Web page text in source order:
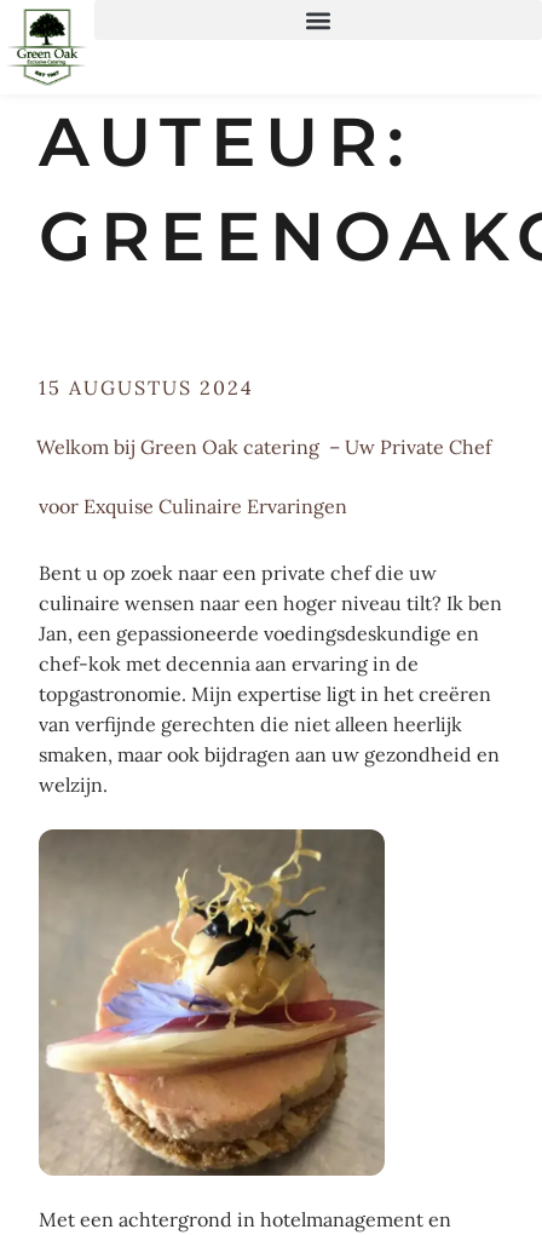
AUTEUR:
15 AUGUSTUS 2024
Welkom bij Green Oak catering – Uw Private Chef
voor Exquise Culinaire Ervaringen
Bent u op zoek naar een private chef die uw
culinaire wensen naar een hoger niveau tilt? Ik ben
Jan, een gepassioneerde voedingsdeskundige en
chef-kok met decennia aan ervaring in de
topgastronomie. Mijn expertise ligt in het creëren
van verfijnde gerechten die niet alleen heerlijk
smaken, maar ook bijdragen aan uw gezondheid en
welzijn.
Met een achtergrond in hotelmanagement en